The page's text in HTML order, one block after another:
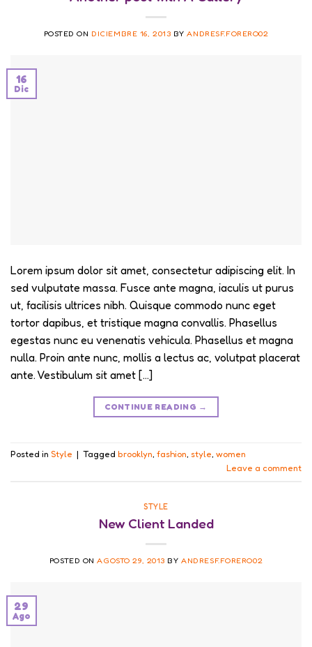
POSTED ON DICIEMBRE 16, 2013 BYANDRESF.FORERO02
16
Dic
Lorem ipsum dolor sit amet, consectetur adipiscing elit. In
sed vulputate massa. Fusce ante magna, iaculis ut purus
ut, facilisis ultrices nibh. Quisque commodo nunc eget
tortor dapibus, et tristique magna convallis. Phasellus
egestas nunc eu venenatis vehicula. Phasellus et magna
nulla. Proin ante nunc, mollis a lectus ac, volutpat placerat
ante. Vestibulum sit amet […]
CONTINUE READING →
Posted in Style | Tagged brooklyn, fashion, style, women
Leave a comment
STYLE
New Client Landed
POSTED ONAGOSTO 29, 2013 BYANDRESF.FORERO02
29
Ago